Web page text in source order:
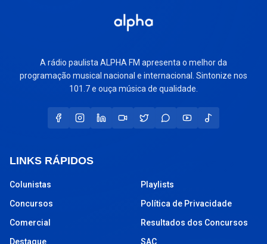
A rádio paulista ALPHA FM apresenta o melhor da
programação musical nacional e internacional. Sintonize nos
101.7 e ouça música de qualidade.
LINKS RÁPIDOS
Colunistas
Concursos
Comercial
Destaque
Playlists
Política de Privacidade
Resultados dos Concursos
SAC